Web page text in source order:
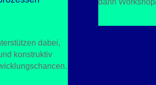
dabei,
konstruktiv
dann